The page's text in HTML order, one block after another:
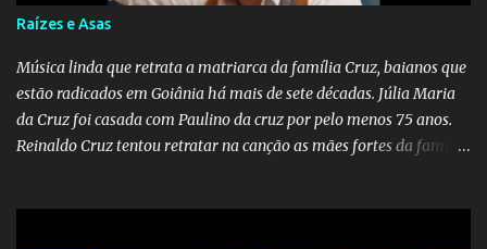
YouTube YouTube
Raízes e Asas
Música linda que retrata a matriarca da família Cruz, baianos que
estão radicados em Goiânia há mais de sete décadas. Júlia Maria
da Cruz foi casada com Paulino da cruz por pelo menos 75 anos.
Reinaldo Cruz tentou retratar na canção as mães fortes da família